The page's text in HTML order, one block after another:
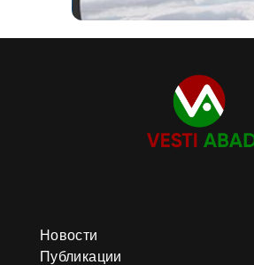
Новости
Публикации